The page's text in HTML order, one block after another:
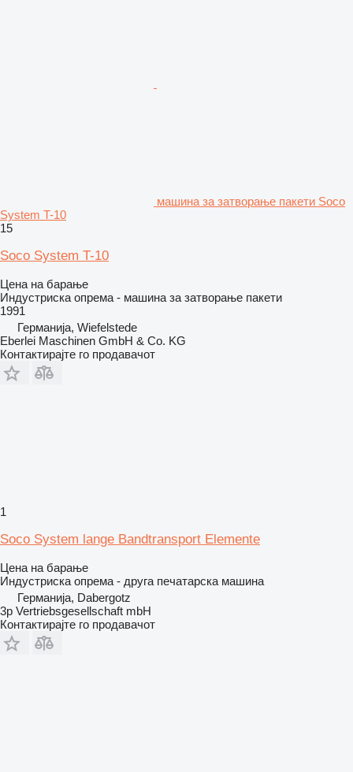
машина за затворање пакети Soco
System T-10
15
Soco System T-10
Цена на барање
Индустриска опрема - машина за затворање пакети
1991
Германија, Wiefelstede
Eberlei Maschinen GmbH & Co. KG
Контактирајте го продавачот
1
Soco System lange Bandtransport Elemente
Цена на барање
Индустриска опрема - друга печатарска машина
Германија, Dabergotz
3p Vertriebsgesellschaft mbH
Контактирајте го продавачот